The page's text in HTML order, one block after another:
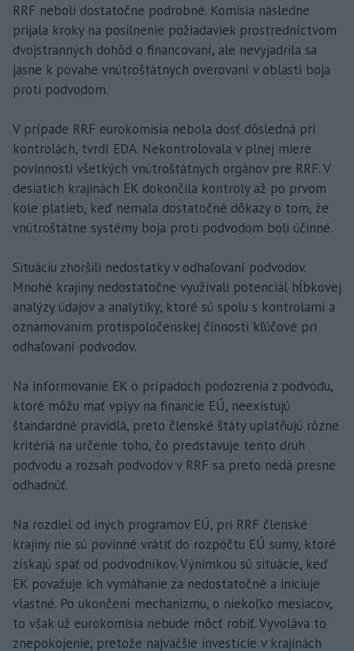
RRF neboli dostatočne podrobné. Komisia následne
prijala kroky na posilnenie požiadaviek prostredníctvom
dvojstranných dohôd o financovaní, ale nevyjadrila sa
jasne k povahe vnútroštátnych overovaní v oblasti boja
proti podvodom.
V prípade RRF eurokomisia nebola dosť dôsledná pri
kontrolách, tvrdí EDA. Nekontrolovala v plnej miere
povinnosti všetkých vnútroštátnych orgánov pre RRF. V
desiatich krajinách EK dokončila kontroly až po prvom
kole platieb, keď nemala dostatočné dôkazy o tom, že
vnútroštátne systémy boja proti podvodom boli účinné.
Situáciu zhoršili nedostatky v odhaľovaní podvodov.
Mnohé krajiny nedostatočne využívali potenciál hĺbkovej
analýzy údajov a analytiky, ktoré sú spolu s kontrolami a
oznamovaním protispoločenskej činnosti kľúčové pri
odhaľovaní podvodov.
Na informovanie EK o prípadoch podozrenia z podvodu,
ktoré môžu mať vplyv na financie EÚ, neexistujú
štandardné pravidlá, preto členské štáty uplatňujú rôzne
kritériá na určenie toho, čo predstavuje tento druh
podvodu a rozsah podvodov v RRF sa preto nedá presne
odhadnúť.
Na rozdiel od iných programov EÚ, pri RRF členské
krajiny nie sú povinné vrátiť do rozpočtu EÚ sumy, ktoré
získajú späť od podvodníkov. Výnimkou sú situácie, keď
EK považuje ich vymáhanie za nedostatočné a iniciuje
vlastné. Po ukončení mechanizmu, o niekoľko mesiacov,
to však už eurokomisia nebude môcť robiť. Vyvoláva to
znepokojenie, pretože najväčšie investície v krajinách